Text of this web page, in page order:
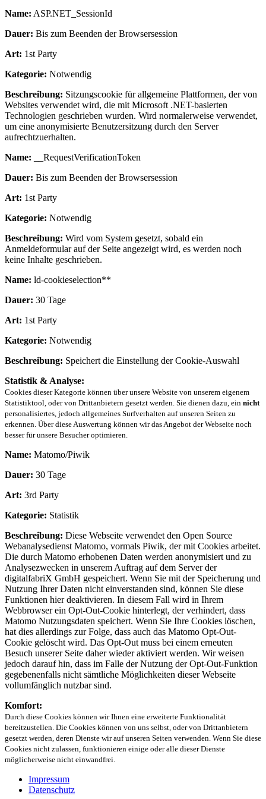
Name: ASP.NET_SessionId
Dauer: Bis zum Beenden der Browsersession
Art: 1st Party
Kategorie: Notwendig
Beschreibung: Sitzungscookie für allgemeine Plattformen, der von
Websites verwendet wird, die mit Microsoft .NET-basierten
Technologien geschrieben wurden. Wird normalerweise verwendet,
um eine anonymisierte Benutzersitzung durch den Server
aufrechtzuerhalten.
Name: __RequestVerificationToken
Dauer: Bis zum Beenden der Browsersession
Art: 1st Party
Kategorie: Notwendig
Beschreibung: Wird vom System gesetzt, sobald ein
Anmeldeformular auf der Seite angezeigt wird, es werden noch
keine Inhalte geschrieben.
Name: ld-cookieselection**
Dauer: 30 Tage
Art: 1st Party
Kategorie: Notwendig
Beschreibung: Speichert die Einstellung der Cookie-Auswahl
Statistik & Analyse:
Cookies dieser Kategorie können über unsere Website von unserem eigenem
Statistiktool, oder von Drittanbietern gesetzt werden. Sie dienen dazu, ein nicht
personalisiertes, jedoch allgemeines Surfverhalten auf unseren Seiten zu
erkennen. Über diese Auswertung können wir das Angebot der Webseite noch
besser für unsere Besucher optimieren.
Name: Matomo/Piwik
Dauer: 30 Tage
Art: 3rd Party
Kategorie: Statistik
Beschreibung: Diese Webseite verwendet den Open Source
Webanalysedienst Matomo, vormals Piwik, der mit Cookies arbeitet.
Die durch Matomo erhobenen Daten werden anonymisiert und zu
Analysezwecken in unserem Auftrag auf dem Server der
digitalfabriX GmbH gespeichert. Wenn Sie mit der Speicherung und
Nutzung Ihrer Daten nicht einverstanden sind, können Sie diese
Funktionen hier deaktivieren. In diesem Fall wird in Ihrem
Webbrowser ein Opt-Out-Cookie hinterlegt, der verhindert, dass
Matomo Nutzungsdaten speichert. Wenn Sie Ihre Cookies löschen,
hat dies allerdings zur Folge, dass auch das Matomo Opt-Out-
Cookie gelöscht wird. Das Opt-Out muss bei einem erneuten
Besuch unserer Seite daher wieder aktiviert werden. Wir weisen
jedoch darauf hin, dass im Falle der Nutzung der Opt-Out-Funktion
gegebenenfalls nicht sämtliche Möglichkeiten dieser Webseite
vollumfänglich nutzbar sind.
Komfort:
Durch diese Cookies können wir Ihnen eine erweiterte Funktionalität
bereitzustellen. Die Cookies können von uns selbst, oder von Drittanbietern
gesetzt werden, deren Dienste wir auf unseren Seiten verwenden. Wenn Sie diese
Cookies nicht zulassen, funktionieren einige oder alle dieser Dienste
möglicherweise nicht einwandfrei.
Impressum
Datenschutz